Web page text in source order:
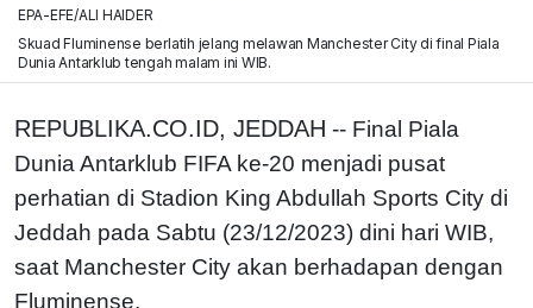
EPA-EFE/ALI HAIDER
Skuad Fluminense berlatih jelang melawan Manchester City di final Piala
Dunia Antarklub tengah malam ini WIB.
REPUBLIKA.CO.ID, JEDDAH -- Final Piala
Dunia Antarklub FIFA ke-20 menjadi pusat
perhatian di Stadion King Abdullah Sports City di
Jeddah pada Sabtu (23/12/2023) dini hari WIB,
saat Manchester City akan berhadapan dengan
Fluminense.